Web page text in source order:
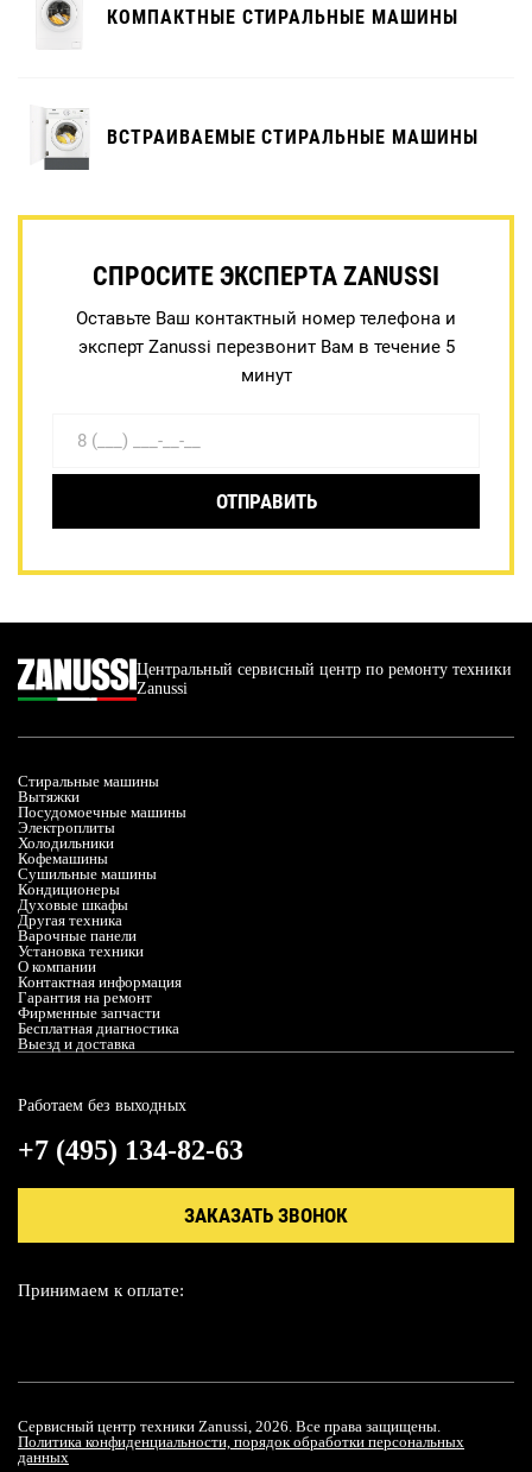
КОМПАКТНЫЕ СТИРАЛЬНЫЕ МАШИНЫ
ВСТРАИВАЕМЫЕ СТИРАЛЬНЫЕ МАШИНЫ
СПРОСИТЕ ЭКСПЕРТА ZANUSSI
Оставьте Ваш контактный номер телефона и
эксперт Zanussi перезвонит Вам в течение 5
минут
ОТПРАВИТЬ
Центральный сервисный центр по ремонту техники
Zanussi
Стиральные машины
Вытяжки
Посудомоечные машины
Электроплиты
Холодильники
Кофемашины
Сушильные машины
Кондиционеры
Духовые шкафы
Другая техника
Варочные панели
Установка техники
О компании
Контактная информация
Гарантия на ремонт
Фирменные запчасти
Бесплатная диагностика
Выезд и доставка
Работаем без выходных
+7 (495) 134-82-63
ЗАКАЗАТЬ ЗВОНОК
Принимаем к оплате:
Сервисный центр техники Zanussi, 2026. Все права защищены.
Политика конфиденциальности, порядок обработки персональных
данных